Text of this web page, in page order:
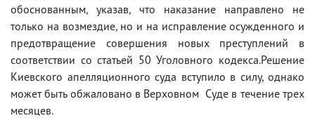
обоснованным, указав, что наказание направлено не
только на возмездие, но и на исправление осужденного и
предотвращение совершения новых преступлений в
соответствии со статьей 50 Уголовного кодекса.Решение
Киевского апелляционного суда вступило в силу, однако
может быть обжаловано в Верховном Суде в течение трех
месяцев.